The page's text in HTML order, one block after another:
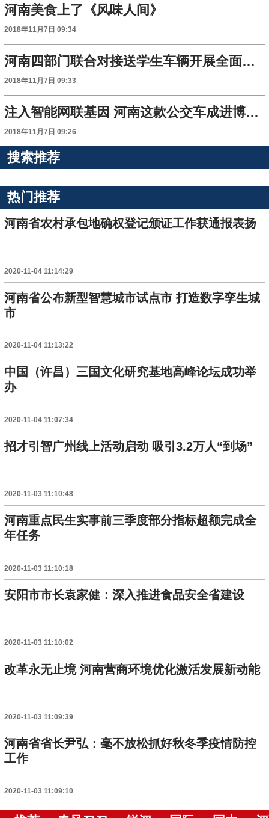
河南美食上了《风味人间》
2018年11月7日 09:34
河南四部门联合对接送学生车辆开展全面排查整治
2018年11月7日 09:33
注入智能网联基因 河南这款公交车成进博会“网红”
2018年11月7日 09:26
搜索推荐
热门推荐
河南省农村承包地确权登记颁证工作获通报表扬
2020-11-04 11:14:29
河南省公布新型智慧城市试点市 打造数字孪生城
市
2020-11-04 11:13:22
中国（许昌）三国文化研究基地高峰论坛成功举
办
2020-11-04 11:07:34
招才引智广州线上活动启动 吸引3.2万人“到场”
2020-11-03 11:10:48
河南重点民生实事前三季度部分指标超额完成全
年任务
2020-11-03 11:10:18
安阳市市长袁家健：深入推进食品安全省建设
2020-11-03 11:10:02
改革永无止境 河南营商环境优化激活发展新动能
2020-11-03 11:09:39
河南省省长尹弘：毫不放松抓好秋冬季疫情防控
工作
2020-11-03 11:09:10